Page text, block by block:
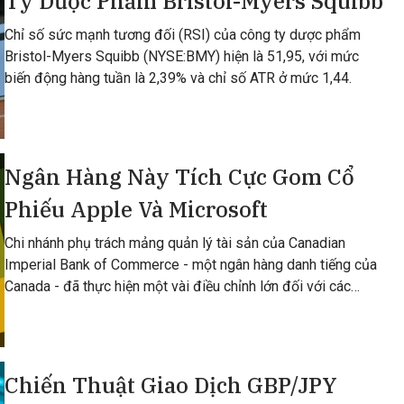
Chỉ số sức mạnh tương đối (RSI) của công ty dược phẩm
Bristol-Myers Squibb (NYSE:BMY) hiện là 51,95, với mức
biến động hàng tuần là 2,39% và chỉ số ATR ở mức 1,44.
Ngân Hàng Này Tích Cực Gom Cổ
Phiếu Apple Và Microsoft
Chi nhánh phụ trách mảng quản lý tài sản của Canadian
Imperial Bank of Commerce - một ngân hàng danh tiếng của
Canada - đã thực hiện một vài điều chỉnh lớn đối với các
Chiến Thuật Giao Dịch GBP/JPY